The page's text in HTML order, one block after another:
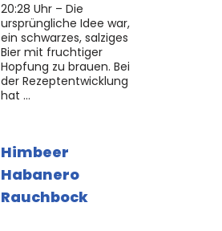
20:28 Uhr – Die
ursprüngliche Idee war,
ein schwarzes, salziges
Bier mit fruchtiger
Hopfung zu brauen. Bei
der Rezeptentwicklung
hat …
Himbeer
Habanero
Rauchbock